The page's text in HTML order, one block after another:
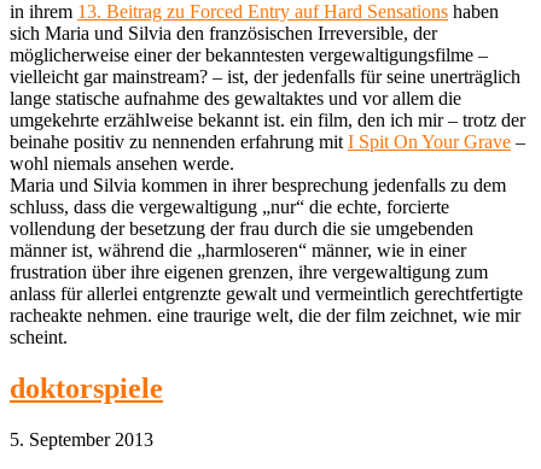
in ihrem 13. Beitrag zu Forced Entry auf Hard Sensations haben
sich Maria und Silvia den französischen Irreversible, der
möglicherweise einer der bekanntesten vergewaltigungsfilme –
vielleicht gar mainstream? – ist, der jedenfalls für seine unerträglich
lange statische aufnahme des gewaltaktes und vor allem die
umgekehrte erzählweise bekannt ist. ein film, den ich mir – trotz der
beinahe positiv zu nennenden erfahrung mitI Spit On Your Grave –
wohl niemals ansehen werde.
Maria und Silvia kommen in ihrer besprechung jedenfalls zu dem
schluss, dass die vergewaltigung „nur“ die echte, forcierte
vollendung der besetzung der frau durch die sie umgebenden
männer ist, während die „harmloseren“ männer, wie in einer
frustration über ihre eigenen grenzen, ihre vergewaltigung zum
anlass für allerlei entgrenzte gewalt und vermeintlich gerechtfertigte
racheakte nehmen. eine traurige welt, die der film zeichnet, wie mir
scheint.
doktorspiele
5. September 2013